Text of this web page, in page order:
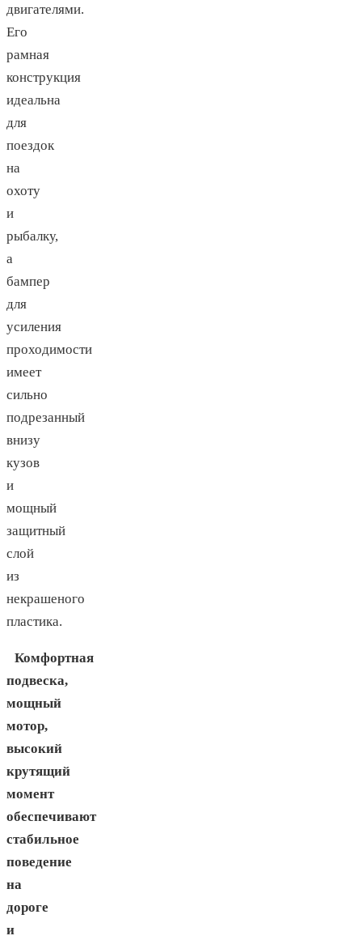
двигателями.
Его
рамная
конструкция
идеальна
для
поездок
на
охоту
и
рыбалку,
а
бампер
для
усиления
проходимости
имеет
сильно
подрезанный
внизу
кузов
и
мощный
защитный
слой
из
некрашеного
пластика.
Комфортная
подвеска,
мощный
мотор,
высокий
крутящий
момент
обеспечивают
стабильное
поведение
на
дороге
и